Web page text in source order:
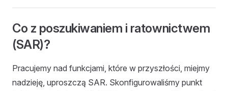
Co z poszukiwaniem i ratownictwem
(SAR)?
Pracujemy nad funkcjami, które w przyszłości, miejmy
nadzieję, uproszczą SAR. Skonfigurowaliśmy punkt